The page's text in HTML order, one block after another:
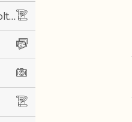
Fondi archivistici e raccolte documentarie